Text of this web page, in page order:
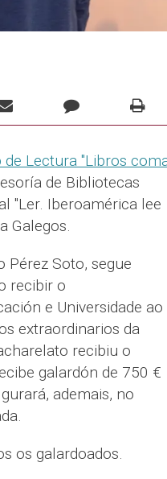
Lectura "Libros
de Bibliotecas
"Ler. Iberoamérica lee
Galegos.
Pérez Soto, segue
recibir o
e Universidade ao
extraordinarios da
recibiu o
galardón de 750 €
ademais, no
os galardoados.